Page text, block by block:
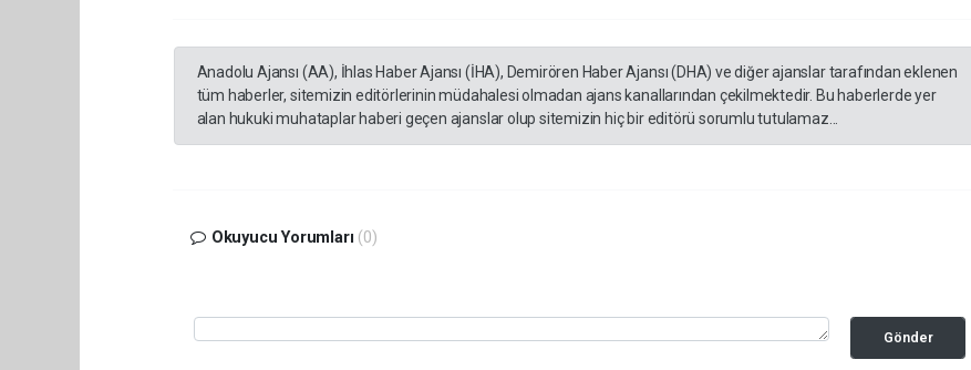
Anadolu Ajansı (AA), İhlas Haber Ajansı (İHA), Demirören Haber Ajansı (DHA) ve diğer ajanslar tarafından eklenen
tüm haberler, sitemizin editörlerinin müdahalesi olmadan ajans kanallarından çekilmektedir. Bu haberlerde yer
alan hukuki muhataplar haberi geçen ajanslar olup sitemizin hiç bir editörü sorumlu tutulamaz...
Okuyucu Yorumları (0)
Gönder